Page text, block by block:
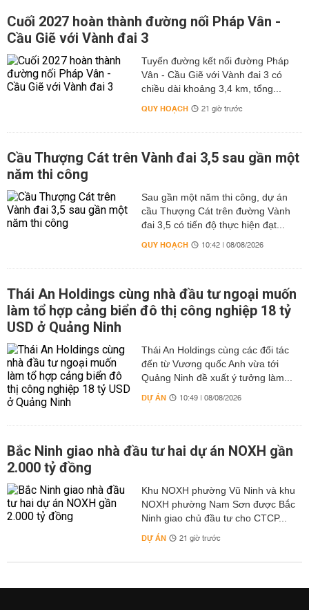
Cuối 2027 hoàn thành đường nối Pháp Vân -
Cầu Giẽ với Vành đai 3
Tuyến đường kết nối đường Pháp
Vân - Cầu Giẽ với Vành đai 3 có
chiều dài khoảng 3,4 km, tổng...
QUY HOẠCH 21 giờ trước
Cầu Thượng Cát trên Vành đai 3,5 sau gần một
năm thi công
Sau gần một năm thi công, dự án
cầu Thượng Cát trên đường Vành
đai 3,5 có tiến độ thực hiện đạt...
QUY HOẠCH 10:42 | 08/08/2026
Thái An Holdings cùng nhà đầu tư ngoại muốn
làm tổ hợp cảng biển đô thị công nghiệp 18 tỷ
USD ở Quảng Ninh
Thái An Holdings cùng các đối tác
đến từ Vương quốc Anh vừa tới
Quảng Ninh đề xuất ý tưởng làm...
DỰ ÁN 10:49 | 08/08/2026
Bắc Ninh giao nhà đầu tư hai dự án NOXH gần
2.000 tỷ đồng
Khu NOXH phường Vũ Ninh và khu
NOXH phường Nam Sơn được Bắc
Ninh giao chủ đầu tư cho CTCP...
DỰ ÁN 21 giờ trước